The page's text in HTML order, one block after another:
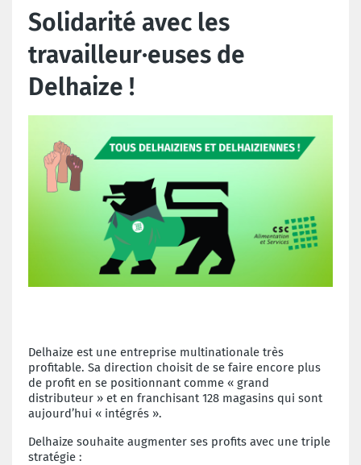
Solidarité avec les
travailleur·euses de
Delhaize !
Delhaize est une entreprise multinationale très
profitable. Sa direction choisit de se faire encore plus
de profit en se positionnant comme « grand
distributeur » et en franchisant 128 magasins qui sont
aujourd’hui « intégrés ».
Delhaize souhaite augmenter ses profits avec une triple
stratégie :